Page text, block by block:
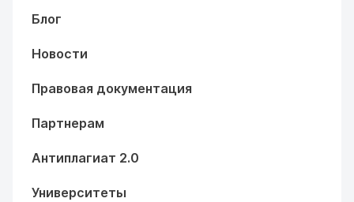
Блог
Новости
Правовая документация
Партнерам
Антиплагиат 2.0
Университеты